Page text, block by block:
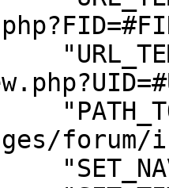
forum/